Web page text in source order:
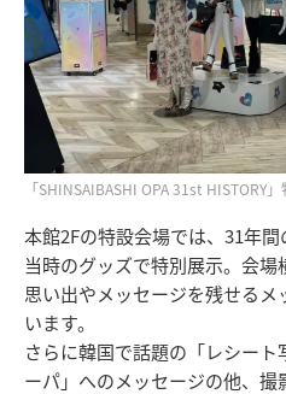
「SHINSAIBASHI OPA 31st
本館2Fの特設会場では、31年
当時のグッズで特別展示。会
思い出やメッセージを残せる
います。
さらに韓国で話題の「レシー
ーパ」へのメッセージの他、撮